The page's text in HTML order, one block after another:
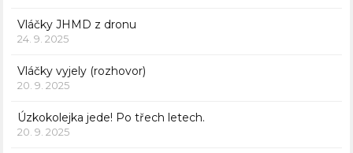
Vláčky JHMD z dronu
24. 9. 2025
Vláčky vyjely (rozhovor)
20. 9. 2025
Úzkokolejka jede! Po třech letech.
20. 9. 2025